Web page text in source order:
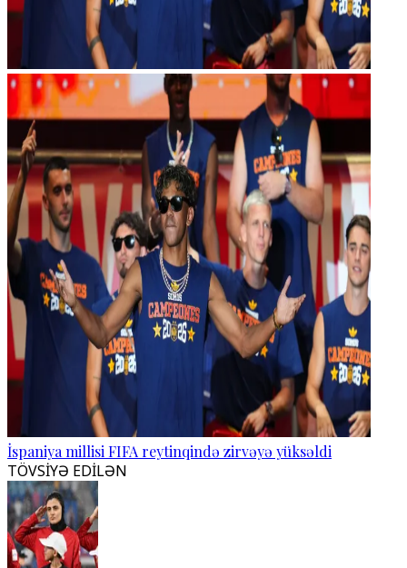
İspaniya millisi FIFA reytinqində zirvəyə yüksəldi
TÖVSİYƏ EDİLƏN